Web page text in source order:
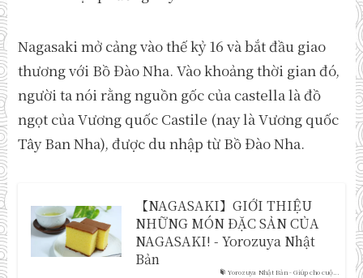
Nagasaki mở cảng vào thế kỷ 16 và bắt đầu giao
thương với Bồ Đào Nha. Vào khoảng thời gian đó,
người ta nói rằng nguồn gốc của castella là đồ
ngọt của Vương quốc Castile (nay là Vương quốc
Tây Ban Nha), được du nhập từ Bồ Đào Nha.
Yorozuya Nhật Bản - Giúp cho cuộ...
【NAGASAKI】GIỚI THIỆU
NHỮNG MÓN ĐẶC SẢN CỦA
NAGASAKI! - Yorozuya Nhật
Bản